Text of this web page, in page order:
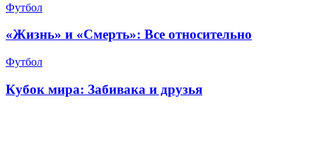
Футбол
«Жизнь» и «Смерть»: Все относительно
Футбол
Кубок мира: Забивака и друзья